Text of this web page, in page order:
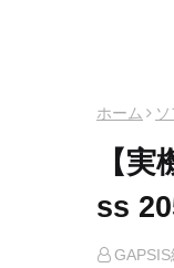
ホーム
【
ss